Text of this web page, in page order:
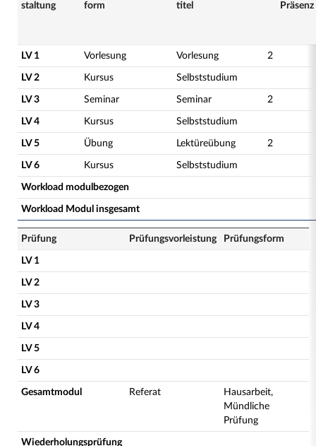
staltung
form
titel
Präsenz
LV 1 Vorlesung Vorlesung 2
LV 2 Kursus Selbststudium
LV 3 Seminar Seminar 2
LV 4 Kursus Selbststudium
LV 5 Übung Lektüreübung 2
LV 6 Kursus Selbststudium
Workload modulbezogen
Workload Modul insgesamt
Prüfung Prüfungsvorleistung Prüfungsform
LV 1
LV 2
LV 3
LV 4
LV 5
LV 6
Gesamtmodul Referat
Hausarbeit,
Mündliche
Prüfung
Wiederholungsprüfung